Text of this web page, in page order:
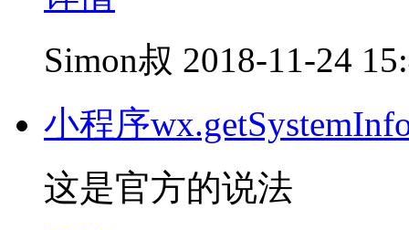
Simon叔 2018-11-24
小程序
这是官方的说法